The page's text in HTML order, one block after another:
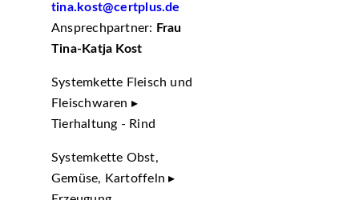
tina.kost@certplus.de
Ansprechpartner: Frau
Tina-Katja Kost
Systemkette Fleisch und
Fleischwaren ▸
Tierhaltung - Rind
Systemkette Obst,
Gemüse, Kartoffeln ▸